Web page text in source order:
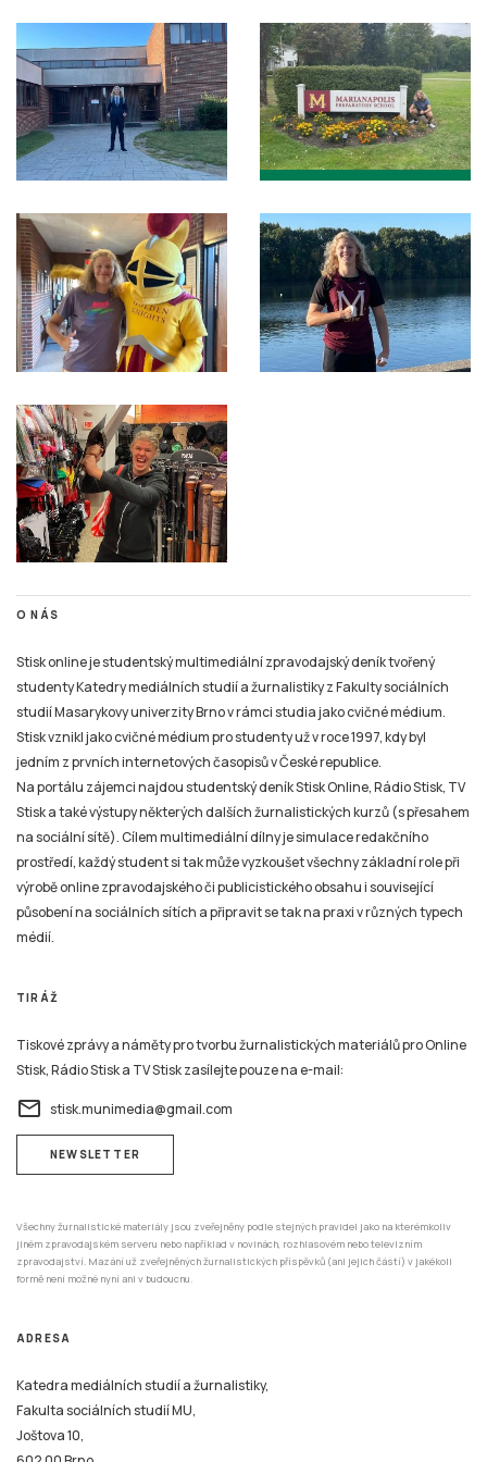
O NÁS
Stisk online je studentský multimediální zpravodajský deník tvořený
studenty Katedry mediálních studií a žurnalistiky z Fakulty sociálních
studií Masarykovy univerzity Brno v rámci studia jako cvičné médium.
Stisk vznikl jako cvičné médium pro studenty už v roce 1997, kdy byl
jedním z prvních internetových časopisů v České republice.
Na portálu zájemci najdou studentský deník Stisk Online, Rádio Stisk, TV
Stisk a také výstupy některých dalších žurnalistických kurzů (s přesahem
na sociální sítě). Cílem multimediální dílny je simulace redakčního
prostředí, každý student si tak může vyzkoušet všechny základní role při
výrobě online zpravodajského či publicistického obsahu i související
působení na sociálních sítích a připravit se tak na praxi v různých typech
médií.
TIRÁŽ
Tiskové zprávy a náměty pro tvorbu žurnalistických materiálů pro Online
Stisk, Rádio Stisk a TV Stisk zasílejte pouze na e-mail:
email stisk.munimedia@gmail.com
NEWSLETTER
Všechny žurnalistické materiály jsou zveřejněny podle stejných pravidel jako na kterémkoliv
jiném zpravodajském serveru nebo například v novinách, rozhlasovém nebo televizním
zpravodajství. Mazání už zveřejněných žurnalistických příspěvků (ani jejich částí) v jakékoli
formě není možné nyní ani v budoucnu.
ADRESA
Katedra mediálních studií a žurnalistiky,
Fakulta sociálních studií MU,
Joštova 10,